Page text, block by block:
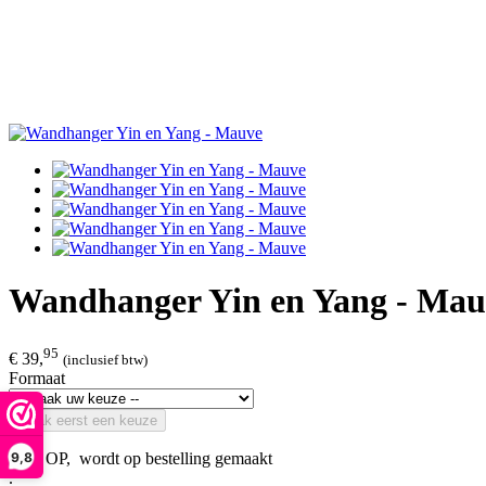
9,8
Wandhanger Yin en Yang -
€ 39,95 (inclusief btw)
Formaat
Maak eerst een keuze
LET OP, wordt op bestelling gemaakt
.